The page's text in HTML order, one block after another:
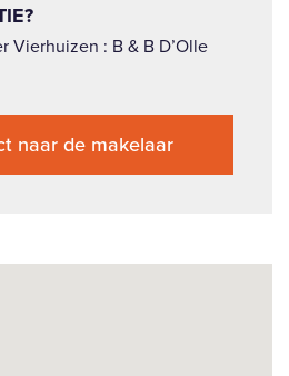
Vierhuizen : B & B D’Olle
naar de makelaar